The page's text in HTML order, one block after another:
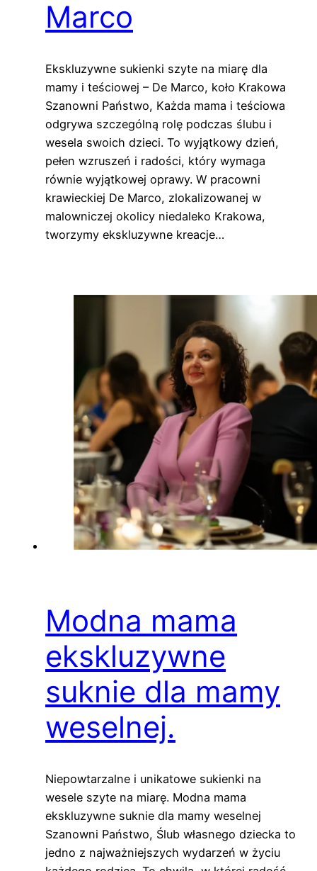
Marco
Ekskluzywne sukienki szyte na miarę dla
mamy i teściowej – De Marco, koło Krakowa
Szanowni Państwo, Każda mama i teściowa
odgrywa szczególną rolę podczas ślubu i
wesela swoich dzieci. To wyjątkowy dzień,
pełen wzruszeń i radości, który wymaga
równie wyjątkowej oprawy. W pracowni
krawieckiej De Marco, zlokalizowanej w
malowniczej okolicy niedaleko Krakowa,
tworzymy ekskluzywne kreacje…
Modna mama
ekskluzywne
suknie dla mamy
weselnej.
Niepowtarzalne i unikatowe sukienki na
wesele szyte na miarę. Modna mama
ekskluzywne suknie dla mamy weselnej
Szanowni Państwo, Ślub własnego dziecka to
jedno z najważniejszych wydarzeń w życiu